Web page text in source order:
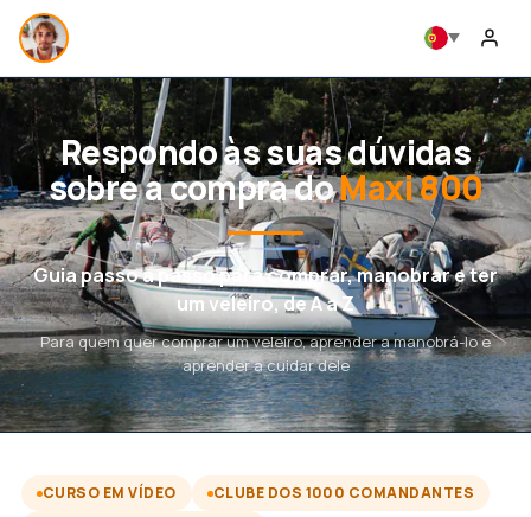
Respondo às suas dúvidas
sobre a compra doMaxi 800
Guia passo a passo para comprar, manobrar e ter
um veleiro, de A a Z
Para quem quer comprar um veleiro, aprender a manobrá-lo e
aprender a cuidar dele
CURSO EM VÍDEO
CLUBE DOS 1000 COMANDANTES